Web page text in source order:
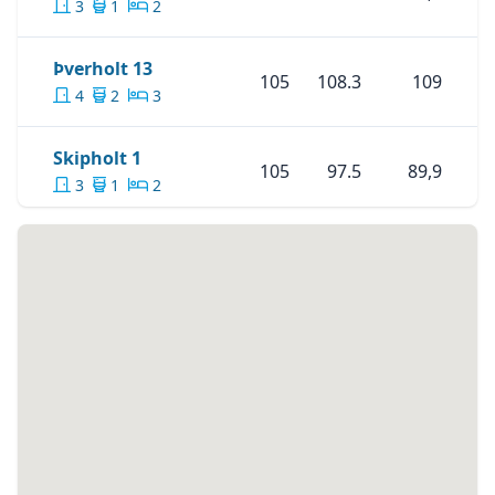
3 1 2
Þverholt 13Skoða Eignina
4 2 3
105 108.3 109
Skipholt 1
3 1 2
105 97.5 89,9